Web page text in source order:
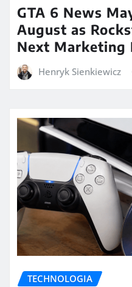
GTA 6 News
August as
Next Marketing
Henryk Sienkiewicz
TECHNOLOGIA